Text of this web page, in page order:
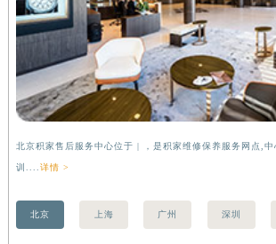
北京积家售后服务中心位于 | ，是积家维修保养服务网点,
训....详情 >
北京 上海 广州 深圳